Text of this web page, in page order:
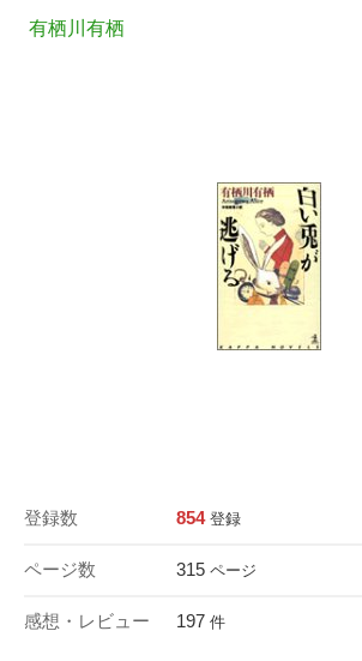
有栖川有栖
登録数 854 登録
ページ数 315 ページ
感想・レビュー 197 件